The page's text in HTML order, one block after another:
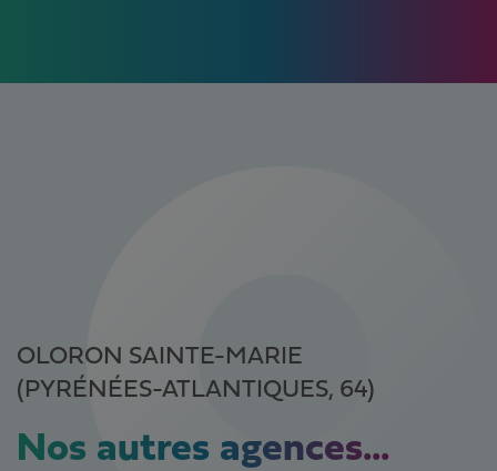
OLORON SAINTE-MARIE
(PYRÉNÉES-ATLANTIQUES, 64)
Nos autres agences...